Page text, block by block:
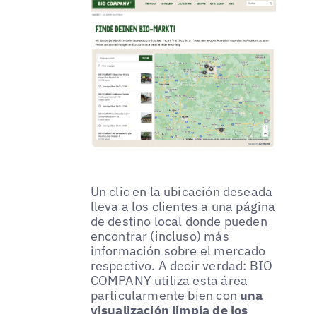
Un clic en la ubicación deseada
lleva a los clientes a una página
de destino local donde pueden
encontrar (incluso) más
información sobre el mercado
respectivo. A decir verdad: BIO
COMPANY utiliza esta área
particularmente bien con una
visualización limpia de los